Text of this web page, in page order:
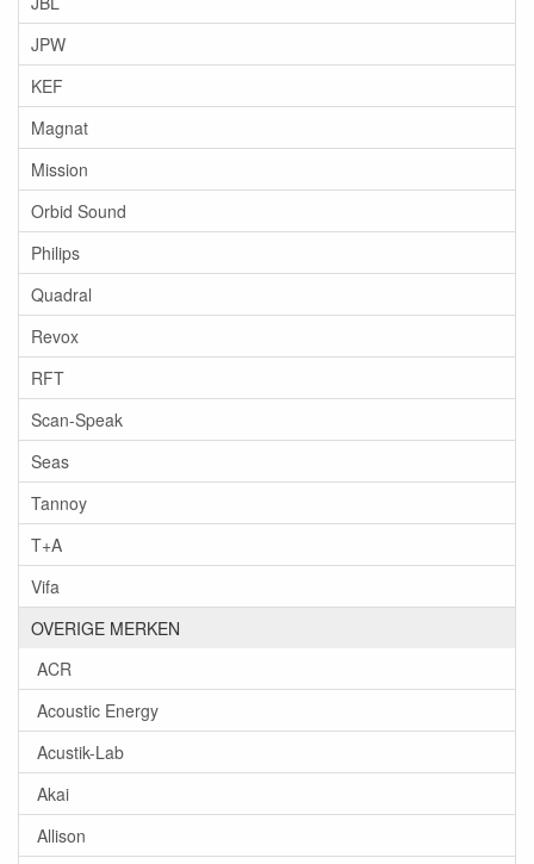
JPW
KEF
Magnat
Mission
Orbid Sound
Philips
Quadral
Revox
RFT
Scan-Speak
Seas
Tannoy
T+A
Vifa
OVERIGE MERKEN
ACR
Acoustic Energy
Acustik-Lab
Akai
Allison